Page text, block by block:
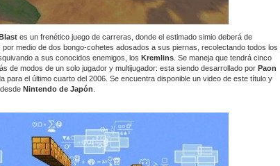
es un frenético juego de carreras, donde el estimado simio deberá de
medio de dos bongo-cohetes adosados a sus piernas, recolectando todos los
a sus conocidos enemigos, los Kremlins . Se maneja que tendrá cinco
de modos de un solo jugador y multijugador: esta siendo desarrollado por Paon
para el último cuarto del 2006. Se encuentra disponible un video de este título y
, desde Nintendo de Japón